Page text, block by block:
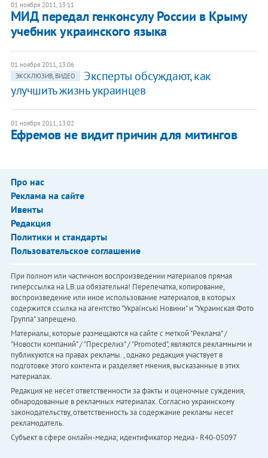
01 ноября 2011, 13:11
МИД передал генконсулу России в Крыму
учебник украинского языка
01 ноября 2011, 13:06
ЭКСКЛЮЗИВ, ВИДЕО
Эксперты обсуждают, как
улучшить жизнь украинцев
01 ноября 2011, 13:02
Ефремов не видит причин для митингов
Про нас
Реклама на сайте
Ивенты
Редакция
Политики и стандарты
Пользовательское соглашение
При полном или частичном воспроизведении материалов прямая
гиперссылка на LB.ua обязательна! Перепечатка, копирование,
воспроизведение или иное использование материалов, в которых
содержится ссылка на агентство "Українськi Новини" и "Украинская Фото
Группа" запрещено.
Материалы, которые размещаются на сайте с меткой "Реклама" /
"Новости компаний" / "Пресрелиз" / "Promoted", являются рекламными и
публикуются на правах рекламы. , однако редакция участвует в
подготовке этого контента и разделяет мнения, высказанные в этих
материалах.
Редакция не несет ответственности за факты и оценочные суждения,
обнародованные в рекламных материалах. Согласно украинскому
законодательству, ответственность за содержание рекламы несет
рекламодатель.
Субъект в сфере онлайн-медиа; идентификатор медиа - R40-05097